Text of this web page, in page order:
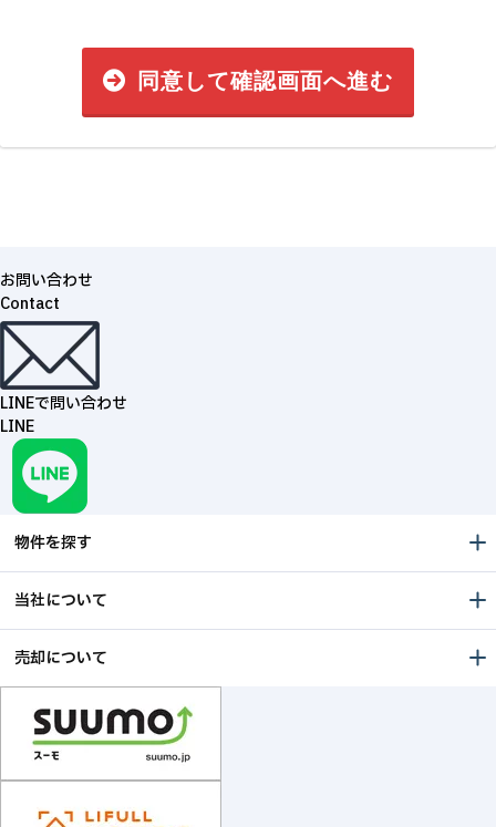
同意して確認画面へ進む
お問い合わせ
Contact
LINEで問い合わせ
LINE
物件を探す
当社について
売却について